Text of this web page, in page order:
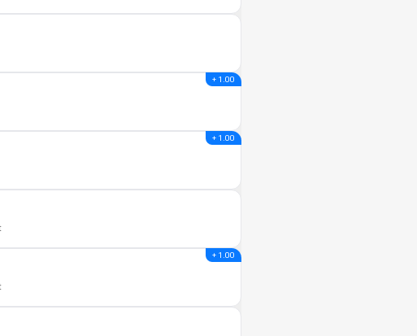
+ 1.00
+ 1.00
+ 1.00